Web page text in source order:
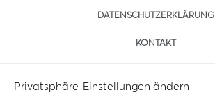
DATENSCHUTZERKLÄRUNG
KONTAKT
Privatsphäre-Einstellungen ändern